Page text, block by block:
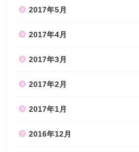
2017年5月
2017年4月
2017年3月
2017年2月
2017年1月
2016年12月